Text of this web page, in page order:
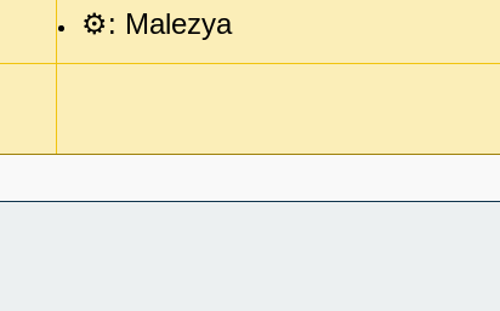
⚙️: Malezya